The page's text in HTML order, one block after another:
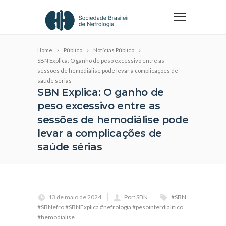
Home Público
Notícias Público
SBN Explica: O ganho de peso excessivo entre as
sessões de hemodiálise pode levar a complicações de
saúde sérias
SBN Explica: O ganho de
peso excessivo entre as
sessões de hemodiálise pode
levar a complicações de
saúde sérias
13 de maio de 2024 Por: SBN
#SBN
#SBNefro #SBNExplica #nefrologia #pesointerdialitico
#hemodialise